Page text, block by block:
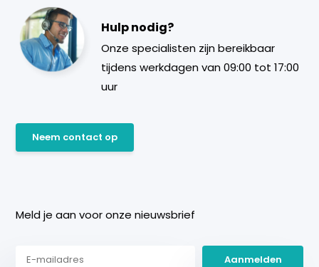
Hulp nodig?
Onze specialisten zijn bereikbaar
tijdens werkdagen van 09:00 tot 17:00
uur
Neem contact op
Meld je aan voor onze nieuwsbrief
Aanmelden